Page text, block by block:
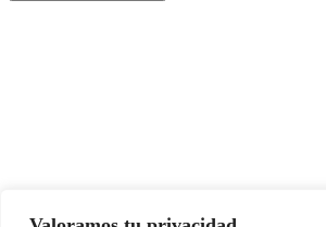
Copyright © All rights reserved